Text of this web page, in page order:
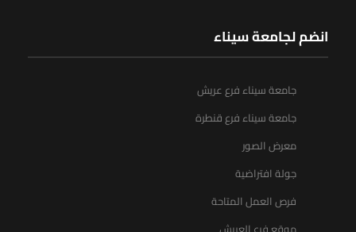
انضم لجامعة سيناء
جامعة سيناء فرع عريش
جامعة سيناء فرع قنطرة
معرض الصور
جولة افتراضية
فرص العمل المتاحة